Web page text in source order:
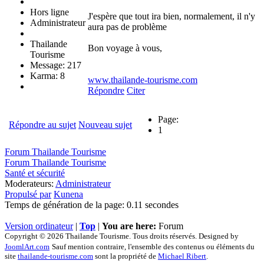
Hors ligne
Administrateur
Thailande
Tourisme
Message: 217
Karma: 8
J'espère que tout ira bien, normalement, il n'y
aura pas de problème
Bon voyage à vous,
www.thailande-tourisme.com
Répondre Citer
Répondre au sujet Nouveau sujet
Page:
1
Forum Thailande Tourisme
Forum Thailande Tourisme
Santé et sécurité
Moderateurs: Administrateur
Propulsé par Kunena
Temps de génération de la page: 0.11 secondes
Version ordinateur| Top | You are here: Forum
Copyright © 2026 Thailande Tourisme. Tous droits réservés. Designed by
JoomlArt.com Sauf mention contraire, l'ensemble des contenus ou éléments du
site thailande-tourisme.com sont la propriété de Michael Ribert